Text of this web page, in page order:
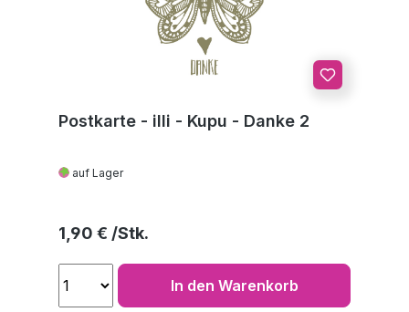
Postkarte - illi - Kupu - Danke 2
auf Lager
Regulärer Preis:
1,90 €
In den Warenkorb